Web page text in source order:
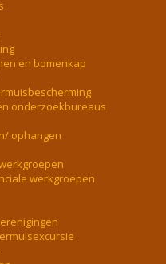
en bomenkap
onderzoekbureaus
ophangen
werkgroepen